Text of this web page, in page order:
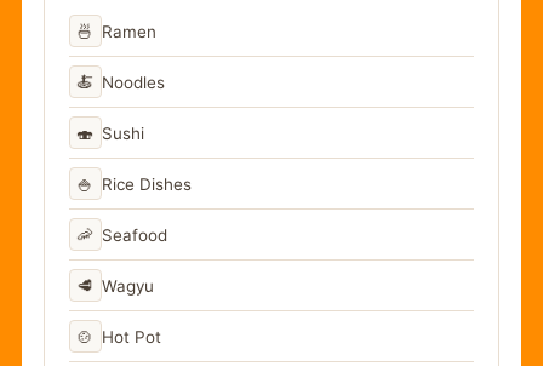
🍜 Ramen
🍝 Noodles
🍣 Sushi
🍚 Rice Dishes
🦐 Seafood
🥩 Wagyu
🍲 Hot Pot